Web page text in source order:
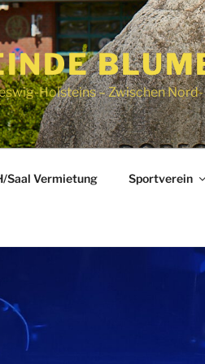
Holsteins – Zwischen
Saal Vermietung Sportverein